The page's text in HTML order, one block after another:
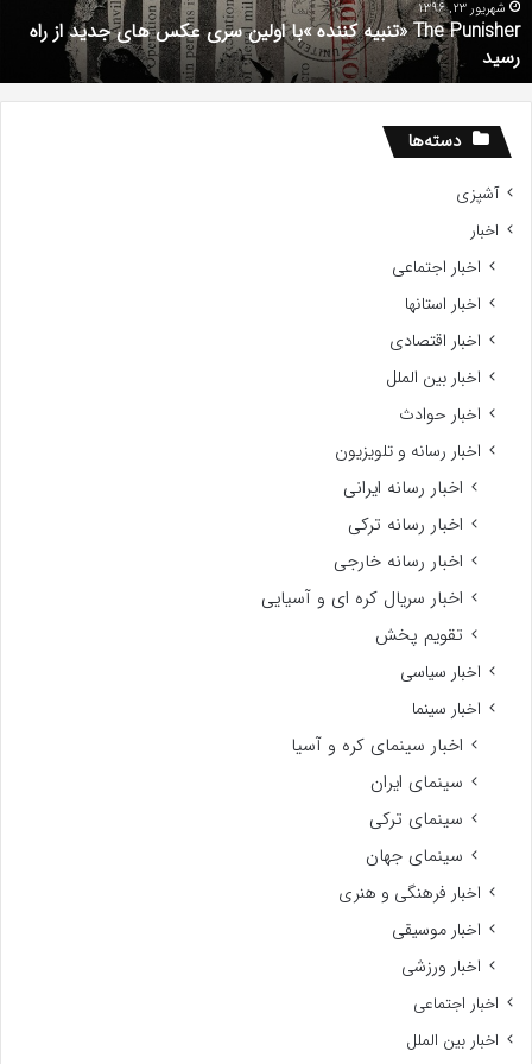
عکس
های
جدید
از
راه
رسید
شهریور 23, 1396
The Punisher «تنبیه کننده »با اولین سری عکس های جدید از راه
رسید
دسته‌ها
آشپزی
اخبار
اخبار اجتماعی
اخبار استانها
اخبار اقتصادی
اخبار بین الملل
اخبار حوادث
اخبار رسانه و تلویزیون
اخبار رسانه ایرانی
اخبار رسانه ترکی
اخبار رسانه خارجی
اخبار سریال کره ای و آسیایی
تقویم پخش
اخبار سیاسی
اخبار سینما
اخبار سینمای کره و آسیا
سینمای ایران
سینمای ترکی
سینمای جهان
اخبار فرهنگی و هنری
اخبار موسیقی
اخبار ورزشی
اخبار اجتماعی
اخبار بین الملل